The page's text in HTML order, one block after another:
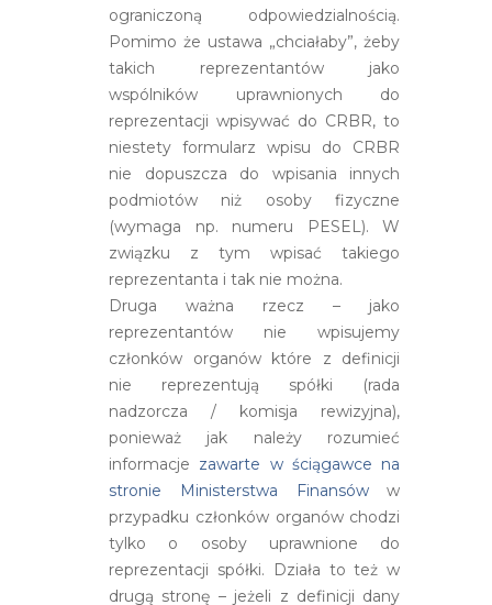
ograniczoną odpowiedzialnością.
Pomimo że ustawa „chciałaby”, żeby
takich reprezentantów jako
wspólników uprawnionych do
reprezentacji wpisywać do CRBR, to
niestety formularz wpisu do CRBR
nie dopuszcza do wpisania innych
podmiotów niż osoby fizyczne
(wymaga np. numeru PESEL). W
związku z tym wpisać takiego
reprezentanta i tak nie można.
Druga ważna rzecz – jako
reprezentantów nie wpisujemy
członków organów które z definicji
nie reprezentują spółki (rada
nadzorcza / komisja rewizyjna),
ponieważ jak należy rozumieć
informacje zawarte w ściągawce na
stronie Ministerstwa Finansóww
przypadku członków organów chodzi
tylko o osoby uprawnione do
reprezentacji spółki. Działa to też w
drugą stronę – jeżeli z definicji dany